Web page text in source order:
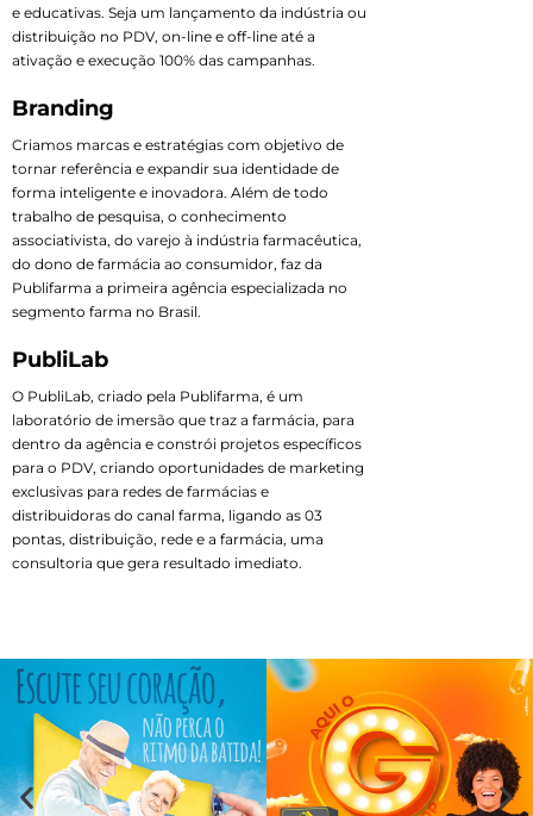
e educativas. Seja um lançamento da indústria ou
distribuição no PDV, on-line e off-line até a
ativação e execução 100% das campanhas.
Branding
Criamos marcas e estratégias com objetivo de
tornar referência e expandir sua identidade de
forma inteligente e inovadora. Além de todo
trabalho de pesquisa, o conhecimento
associativista, do varejo à indústria farmacêutica,
do dono de farmácia ao consumidor, faz da
Publifarma a primeira agência especializada no
segmento farma no Brasil.
PubliLab
O PubliLab, criado pela Publifarma, é um
laboratório de imersão que traz a farmácia, para
dentro da agência e constrói projetos específicos
para o PDV, criando oportunidades de marketing
exclusivas para redes de farmácias e
distribuidoras do canal farma, ligando as 03
pontas, distribuição, rede e a farmácia, uma
consultoria que gera resultado imediato.